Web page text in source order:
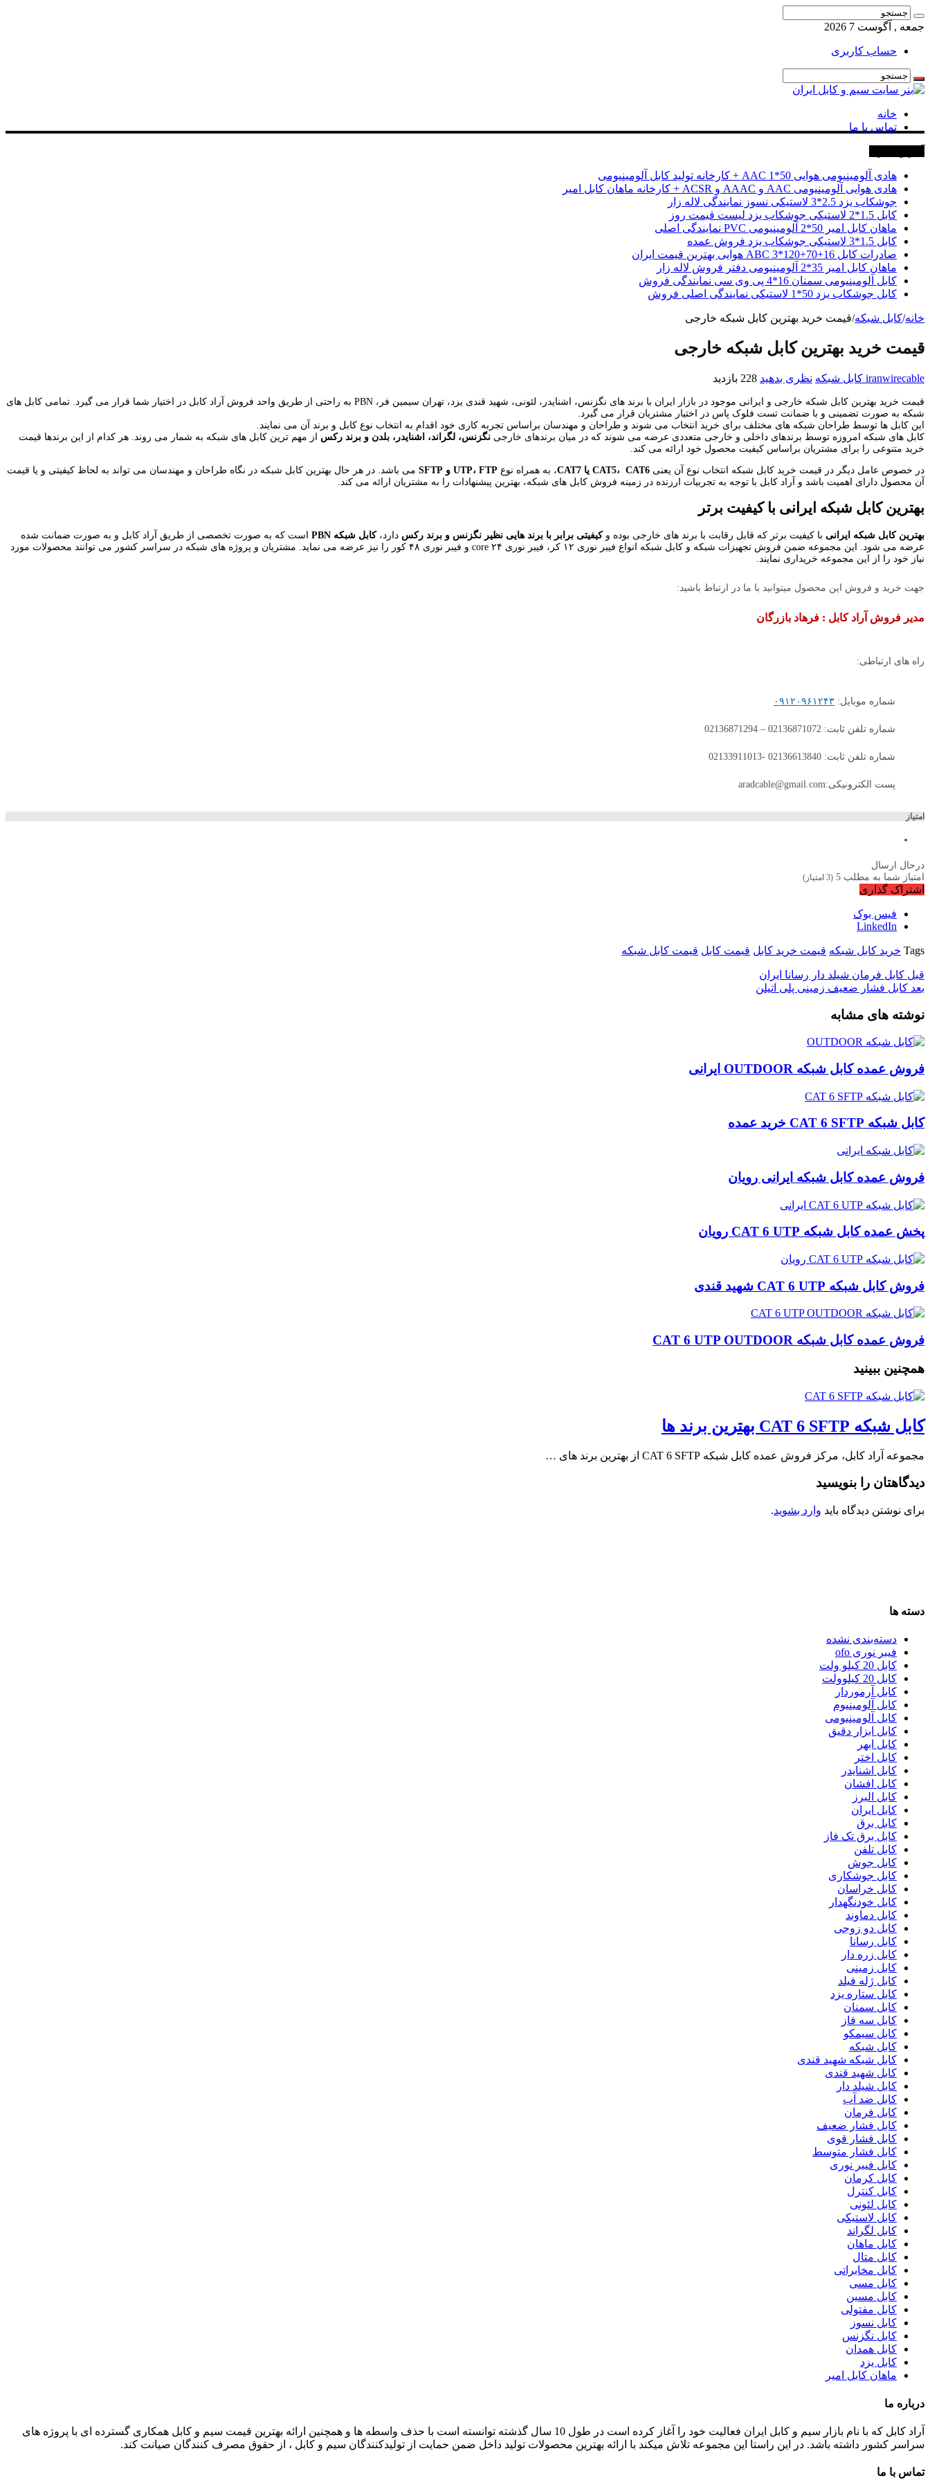
جمعه , آگوست 7 2026
حساب کاربری
خانه
تماس با ما
هادی آلومینیومی هوایی 50*1 AAC + کارخانه تولید کابل آلومینیومی
هادی هوایی آلومینیومی AAC و AAAC و ACSR + کارخانه ماهان کابل امیر
جوشکاب یزد 2.5*3 لاستیکی نسوز نمایندگی لاله زار
کابل 1.5*2 لاستیکی جوشکاب یزد لیست قیمت روز
ماهان کابل امیر 50*2 آلومینیومی PVC نمایندگی اصلی
کابل 1.5*3 لاستیکی جوشکاب یزد فروش عمده
صادرات کابل 16+70+120*3 ABC هوایی بهترین قیمت ایران
ماهان کابل امیر 35*2 آلومینیومی دفتر فروش لاله زار
کابل آلومینیومی سمنان 16*4 پی وی سی نمایندگی فروش
کابل جوشکاب یزد 50*1 لاستیکی نمایندگی اصلی فروش
خانه/کابل شبکه/قیمت خرید بهترین کابل شبکه خارجی
قیمت خرید بهترین کابل شبکه خارجی
iranwirecable کابل شبکه نظری بدهید 228 بازدید
قیمت خرید بهترین کابل شبکه خارجی و ایرانی موجود در بازار ایران با برند های نگزنس، اشنایدر، لئونی، شهید قندی یزد، تهران سیمین فر، PBN به راحتی از طریق واحد فروش آراد کابل در اختیار شما قرار می گیرد. تمامی کابل های
شبکه به صورت تضمینی و با ضمانت تست فلوک پاس در اختیار مشتریان قرار می گیرد.
این کابل ها توسط طراحان شبکه های مختلف برای خرید انتخاب می شوند و طراحان و مهندسان براساس تجربه کاری خود اقدام به انتخاب نوع کابل و برند آن می نمایند.
کابل های شبکه امروزه توسط برندهای داخلی و خارجی متعددی عرضه می شوند که در میان برندهای خارجی نگزنس، لگراند، اشنایدر، بلدن و برند رکس از مهم ترین کابل های شبکه به شمار می روند. هر کدام از این برندها قیمت
خرید متنوعی را برای مشتریان براساس کیفیت محصول خود ارائه می کند.
در خصوص عامل دیگر در قیمت خرید کابل شبکه انتخاب نوع آن یعنی CAT5، CAT6 یا CAT7 ، به همراه نوع UTP، FTP و SFTP
می باشد. در هر حال بهترین کابل شبکه در نگاه طراحان و مهندسان می تواند به لحاظ کیفیتی و یا قیمت
آن محصول دارای اهمیت باشد و آراد کابل با توجه به تجربیات ارزنده در زمینه فروش کابل های شبکه، بهترین پیشنهادات را به مشتریان ارائه می کند.
بهترین کابل شبکه ایرانی با کیفیت برتر
بهترین کابل شبکه ایرانی با کیفیت برتر که قابل رقابت با برند های خارجی بوده و کیفیتی برابر با برند هایی نظیر نگزنس و برند رکس دارد،کابل شبکه PBN
است که به صورت تخصصی از طریق آراد کابل و به صورت ضمانت شده
عرضه می شود. این مجموعه ضمن فروش تجهیزات شبکه و کابل شبکه انواع فیبر نوری ۱۲ کر، فیبر نوری ۲۴ core و فیبر نوری ۴۸ کور را نیز عرضه می نماید. مشتریان و پروژه های شبکه در سراسر کشور می توانند محصولات مورد
نیاز خود را از این مجموعه خریداری نمایند.
جهت خرید و فروش این محصول میتوانید با ما در ارتباط باشید:
مدیر فروش آراد کابل : فرهاد بازرگان
راه های ارتباطی:
شماره موبایل: ۰۹۱۲۰۹۶۱۲۴۳
شماره تلفن ثابت: 02136871072 – 02136871294
شماره تلفن ثابت: 02136613840 -02133911013
پست الکترونیکی:aradcable@gmail.com
امتیاز
درحال ارسال
امتیاز شما به مطلب 5
(
3 امتیاز)
اشتراک گذاری
فیس بوک
LinkedIn
Tags خرید کابل شبکه قیمت خرید کابل قیمت کابل قیمت کابل شبکه
قبل کابل فرمان شیلد دار رسانا ایران
بعد کابل فشار ضعیف زمینی پلی اتیلن
نوشته های مشابه
فروش عمده کابل شبکه OUTDOOR ایرانی
کابل شبکه CAT 6 SFTP خرید عمده
فروش عمده کابل شبکه ایرانی رویان
پخش عمده کابل شبکه CAT 6 UTP رویان
فروش کابل شبکه CAT 6 UTP شهید قندی
فروش عمده کابل شبکه CAT 6 UTP OUTDOOR
همچنین ببینید
کابل شبکه CAT 6 SFTP بهترین برند ها
مجموعه آراد کابل، مرکز فروش عمده کابل شبکه CAT 6 SFTP از بهترین برند های …
دیدگاهتان را بنویسید
برای نوشتن دیدگاه باید وارد بشوید.
دسته ها
دسته‌بندی نشده
فیبر نوری ofo
کابل 20 کیلو ولت
کابل 20 کیلوولت
کابل آرموردار
کابل آلومینیوم
کابل آلومینیومی
کابل ابزار دقیق
کابل ابهر
کابل اختر
کابل اشنایدر
کابل افشان
کابل البرز
کابل ایران
کابل برق
کابل برق تک فاز
کابل تلفن
کابل جوش
کابل جوشکاری
کابل خراسان
کابل خودنگهدار
کابل دماوند
کابل دو زوجی
کابل رسانا
کابل زره دار
کابل زمینی
کابل ژله فیلد
کابل ستاره یزد
کابل سمنان
کابل سه فاز
کابل سیمکو
کابل شبکه
کابل شبکه شهید قندی
کابل شهید قندی
کابل شیلد دار
کابل ضد آب
کابل فرمان
کابل فشار ضعیف
کابل فشار قوی
کابل فشار متوسط
کابل فیبر نوری
کابل کرمان
کابل کنترل
کابل لئونی
کابل لاستیکی
کابل لگراند
کابل ماهان
کابل متال
کابل مخابراتی
کابل مسی
کابل مسین
کابل مفتولی
کابل نسوز
کابل نگزنس
کابل همدان
کابل یزد
ماهان کابل امیر
درباره ما
آراد کابل که با نام بازار سیم و کابل ایران فعالیت خود را آغاز کرده است در طول 10 سال گذشته توانسته است با حذف واسطه ها و همچنین ارائه بهترین قیمت سیم و کابل همکاری گسترده ای با پروژه های
سراسر کشور داشته باشد. در این راستا این مجموعه تلاش میکند با ارائه بهترین محصولات تولید داخل ضمن حمایت از تولیدکنندگان سیم و کابل ، از حقوق مصرف کنندگان صیانت کند.
تماس با ما